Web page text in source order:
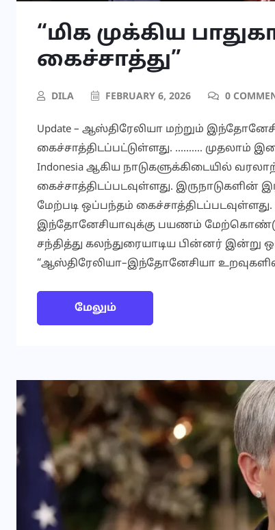
“மிக முக்கிய
கைச்சாத்து”
DILA FEBRUARY 6, 2026 0
Update – ஆஸ்திரேலியா மற்றும்
கைச்சாத்திடப்பட்டுள்ளது. ………. முதலாம்
Indonesia ஆகிய நாடுகளுக்கிடையில்
கைச்சாத்திடப்படவுள்ளது.
மேற்படி ஒப்பந்தம் கைச்சாத்திடப்படவுள்ளது.
இந்தோனேசியாவுக்கு பயணம்
சந்தித்து கலந்துரையாடிய பின்னர் இன்று
“ஆஸ்திரேலியா–இந்தோனேசியா
மேலும்